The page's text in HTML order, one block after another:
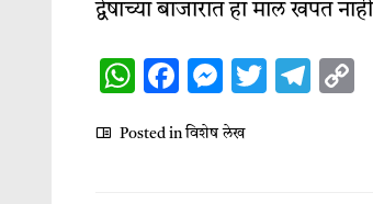
द्वेषाच्या बाजारात हा माल खपत
WhatsApp
Facebook
Twitter
Posted inविशेष लेख